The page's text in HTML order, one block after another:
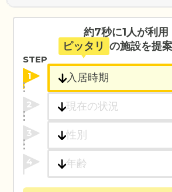
約7秒に1人が利用
ピッタリ の施設を提
STEP
1
2
3
4